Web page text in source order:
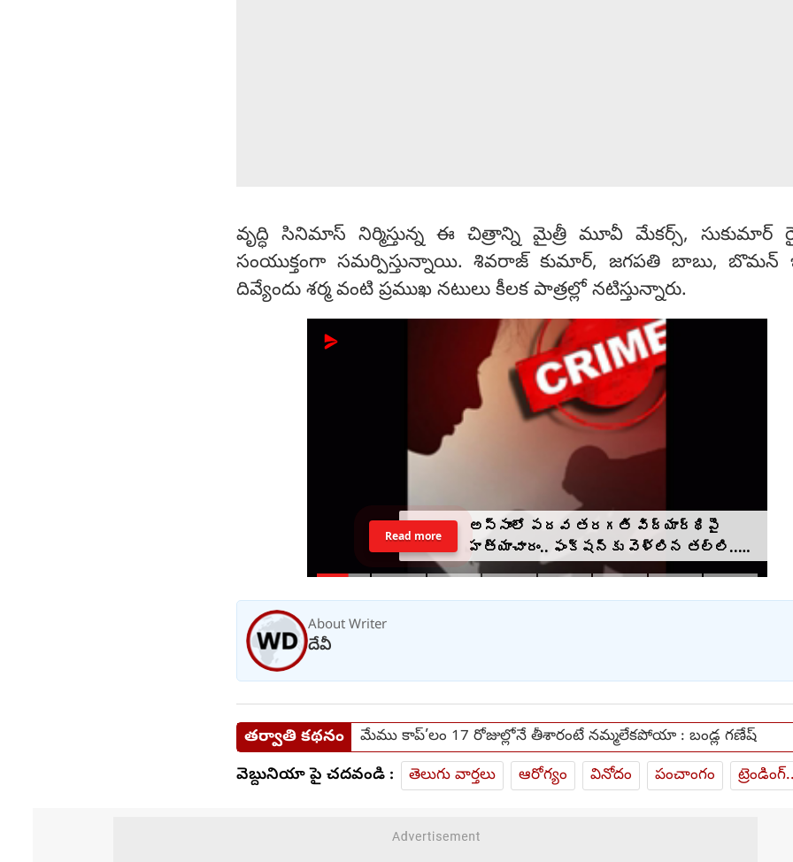
వృద్ధి సినిమాస్ నిర్మిస్తున్న ఈ చిత్రాన్ని మైత్రీ మూవీ మేకర్స్, సుకుమార్
సంయుక్తంగా సమర్పిస్తున్నాయి. శివరాజ్ కుమార్, జగపతి బాబు, బొమన్
దివ్యేందు శర్మ వంటి ప్రముఖ నటులు కీలక పాత్రల్లో నటిస్తున్నారు.
అస్సాంలో పదవ తరగతి విద్యార్థిపై
హత్యాచారం.. ఫంక్షన్‌కు వెళ్లిన తల్లి..
మంచంపై విగతజీవిగా..?
Read more
About Writer
దేవీ
తర్వాతి కథనం మేము కాప్’లం 17 రోజుల్లోనే తీశారంటే నమ్మలేకపోయా : బండ్ల గణేష్
వెబ్దునియా పై చదవండి : తెలుగు వార్తలు ఆరోగ్యం వినోదం పంచాంగం ట్రెండింగ్..